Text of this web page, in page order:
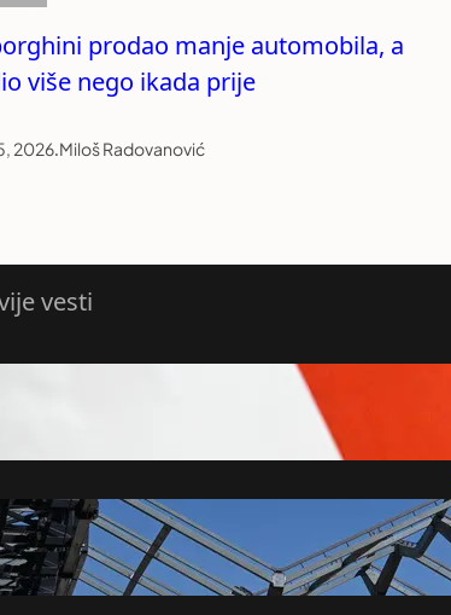
prodao manje automobila, a
više nego ikada prije
2026.Miloš Radovanović
vesti
Dunav raste, izbegnuto gašenje Pakša
Firma koja upravlja hotelom Crown Plaza
dobila ugovor za EXPO selo
avgust 6, 2026